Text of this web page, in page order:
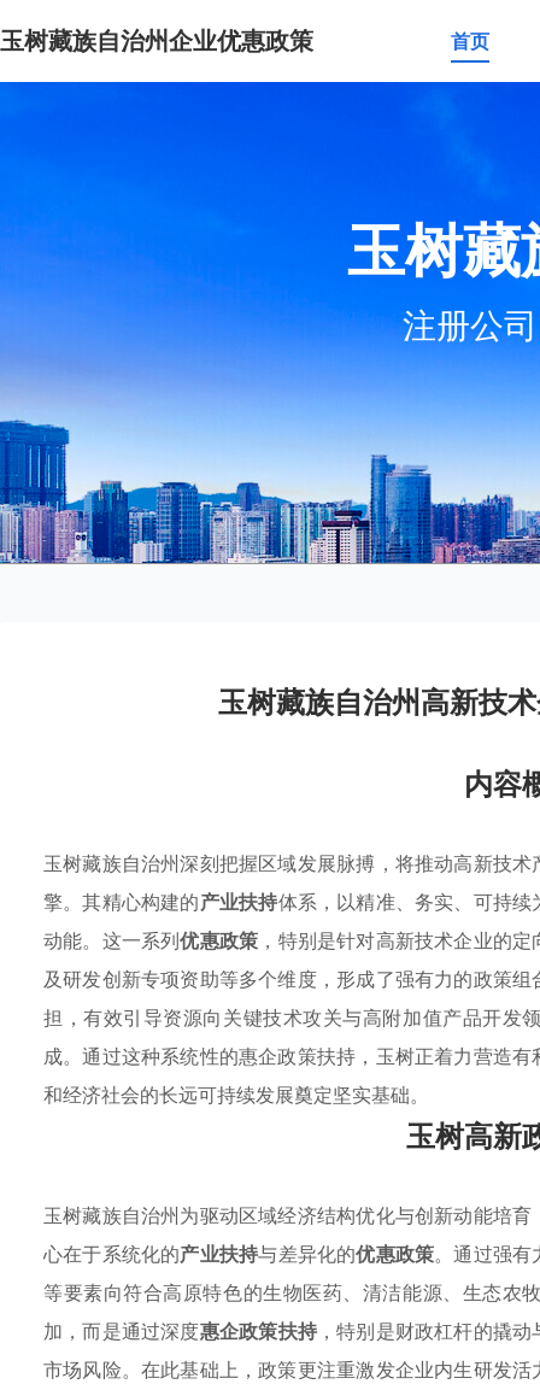
玉树藏族自治州企业优惠政策 首页
玉树藏
注册公
玉树藏族自治州高新技
内容
玉树藏族自治州深刻把握区域发展脉搏，将推动高新技
擎。其精心构建的产业扶持体系，以精准、务实、可持
动能。这一系列优惠政策 ，特别是针对高新技术企业的
及研发创新专项资助等多个维度，形成了强有力的政策
担，有效引导资源向关键技术攻关与高附加值产品开发
成。通过这种系统性的惠企政策扶持，玉树正着力营造
和经济社会的长远可持续发展奠定坚实基础。
玉树高新
玉树藏族自治州为驱动区域经济结构优化与创新动能培
心在于系统化的产业扶持与差异化的优惠政策。通过强有
等要素向符合高原特色的生物医药、清洁能源、生态农
加，而是通过深度惠企政策扶持，特别是财政杠杆的撬
市场风险。在此基础上，政策更注重激发企业内生研发